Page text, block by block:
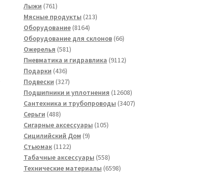
Лыжи 761761
товар
Мясные продукты 213213
Оборудование 81648164
товара
Оборудование для склонов 6666
Ожерелья 581581
товар
Пневматика и гидравлика 91129112
Подарки 436436
товаров
Подвески 327327
товаров
Подшипники и уплотнения 1260812608
товаров
Сантехника и трубопроводы 34073407
Серьги 488488
товаров
Сигарные аксессуары 105105
Сицилийский Дом 99
Стьюмак 11221122
товара
Табачные аксессуары 558558
товаров
Технические материалы 65986598